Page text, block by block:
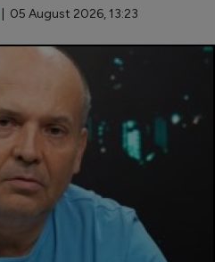
| 05 August 2026, 13:23